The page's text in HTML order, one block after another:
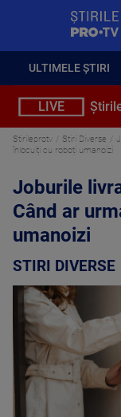
ULTIMELE ȘTIRI
LIVE
Stirileprotv Stiri Diverse
înlocuiți cu roboți umanoizi
Joburile
Când ar
umanoizi
STIRI DIVERSE